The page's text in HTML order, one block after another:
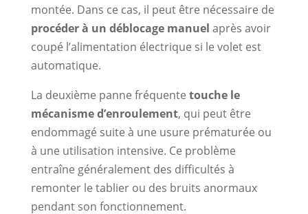
montée. Dans ce cas, il peut être nécessaire de
procéder à un déblocage manuel après avoir
coupé l’alimentation électrique si le volet est
automatique.
La deuxième panne fréquente touche le
mécanisme d’enroulement, qui peut être
endommagé suite à une usure prématurée ou
à une utilisation intensive. Ce problème
entraîne généralement des difficultés à
remonter le tablier ou des bruits anormaux
pendant son fonctionnement.